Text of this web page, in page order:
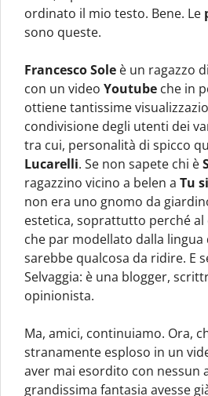
ordinato il mio testo. Bene. Le
sono queste.
Francesco Sole è un ragazzo
con un video Youtube che in
ottiene tantissime
condivisione degli utenti dei
tra cui, personalità di spicco
Lucarelli. Se non sapete chi è
ragazzino vicino a belen a Tu
non era uno gnomo da
estetica, soprattutto perché al
che par modellato dalla lingua
sarebbe qualcosa da ridire. E
Selvaggia: è una blogger,
opinionista.
Ma, amici, continuiamo. Ora,
stranamente esploso in un
aver mai esordito con nessun
grandissima fantasia avesse